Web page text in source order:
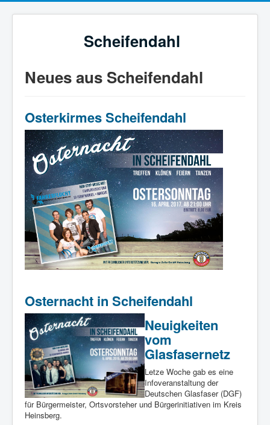
Scheifendahl
Neues aus Scheifendahl
Osterkirmes Scheifendahl
Osternacht in Scheifendahl
Neuigkeiten
vom
Glasfasernetz
Letze Woche gab es eine
Infoveranstaltung der
Deutschen Glasfaser (DGF)
für Bürgermeister, Ortsvorsteher und Bürgerinitiativen im Kreis
Heinsberg.